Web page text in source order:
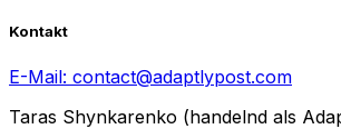
Kontakt
E-Mail: contact@adaptlypost.com
Taras Shynkarenko (handelnd als